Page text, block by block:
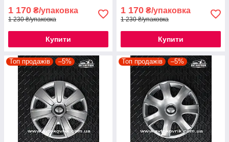
1 170 ₴/упаковка
1 230 ₴/упаковка
Купити
1 170 ₴/упаковка
1 230 ₴/упаковка
Купити
Топ продажів –5% Топ продажів –5%